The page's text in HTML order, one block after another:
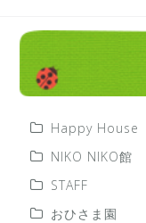
Happy House
NIKO NIKO館
STAFF
おひさま園